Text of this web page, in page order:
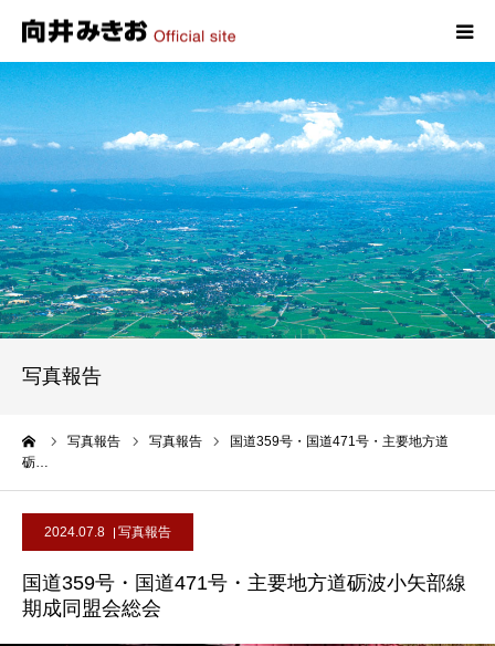
写真報告
写真報告 写真報告
国道359号・国道471号・主要地方道
砺…
2024.07.8 写真報告
国道359号・国道471号・主要地方道砺波小矢部線
期成同盟会総会
HOME
プロフィール
政策
活動報告